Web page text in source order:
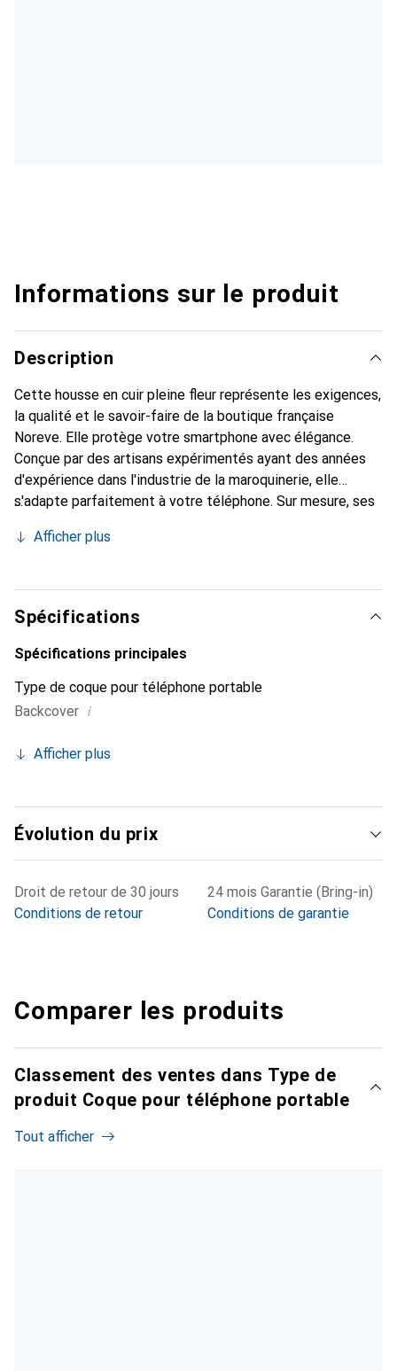
Informations sur le produit
Description
Cette housse en cuir pleine fleur représente les exigences,
la qualité et le savoir-faire de la boutique française
Noreve. Elle protège votre smartphone avec élégance.
Conçue par des artisans expérimentés ayant des années
d'expérience dans l'industrie de la maroquinerie, elle
s'adapte parfaitement à votre téléphone. Sur mesure, ses
peau. Elle devient un accessoire chic et indispensable pour
ses produits de haute qualité, la marque Noreve est un
choix fiable pour une clientèle exigeante.
Afficher plus
Spécifications
Spécifications principales
Type de coque pour téléphone portable
Backcover i
Afficher plus
Évolution du prix
Droit de retour de 30 jours
Conditions de retour
24 mois Garantie (Bring-in)
Conditions de garantie
Comparer les produits
Classement des ventes dans Type de
produit Coque pour téléphone portable
Tout afficher